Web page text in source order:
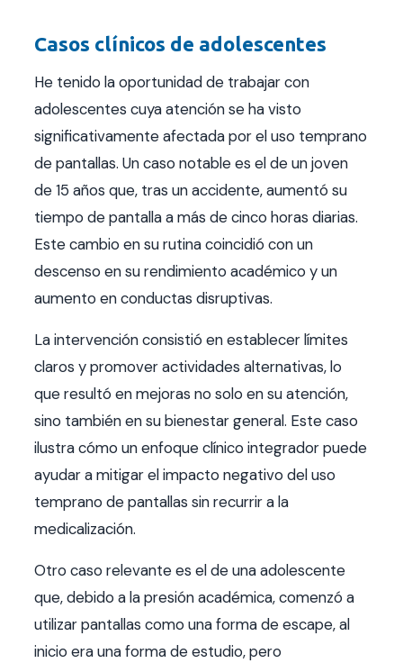
Casos clínicos de adolescentes
He tenido la oportunidad de trabajar con
adolescentes cuya atención se ha visto
significativamente afectada por el uso temprano
de pantallas. Un caso notable es el de un joven
de 15 años que, tras un accidente, aumentó su
tiempo de pantalla a más de cinco horas diarias.
Este cambio en su rutina coincidió con un
descenso en su rendimiento académico y un
aumento en conductas disruptivas.
La intervención consistió en establecer límites
claros y promover actividades alternativas, lo
que resultó en mejoras no solo en su atención,
sino también en su bienestar general. Este caso
ilustra cómo un enfoque clínico integrador puede
ayudar a mitigar el impacto negativo del uso
temprano de pantallas sin recurrir a la
medicalización.
Otro caso relevante es el de una adolescente
que, debido a la presión académica, comenzó a
utilizar pantallas como una forma de escape, al
inicio era una forma de estudio, pero